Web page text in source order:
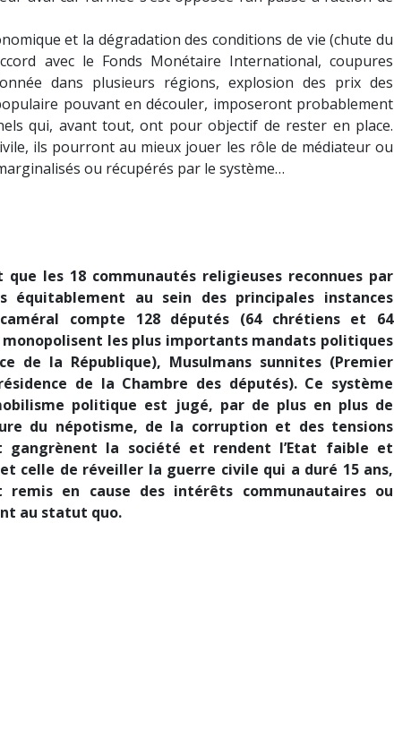
et la dégradation des conditions de vie (chute du
avec le Fonds Monétaire International, coupures
dans plusieurs régions, explosion des prix des
pouvant en découler, imposeront probablement
qui, avant tout, ont pour objectif de rester en place.
ils pourront au mieux jouer les rôle de médiateur ou
ou récupérés par le système…
les 18 communautés religieuses reconnues par
équitablement au sein des principales instances
compte 128 députés (64 chrétiens et 64
les plus importants mandats politiques
de la République), Musulmans sunnites (Premier
de la Chambre des députés). Ce système
politique est jugé, par de plus en plus de
du népotisme, de la corruption et des tensions
gangrènent la société et rendent l’Etat faible et
celle de réveiller la guerre civile qui a duré 15 ans,
en cause des intérêts communautaires ou
au statut quo.